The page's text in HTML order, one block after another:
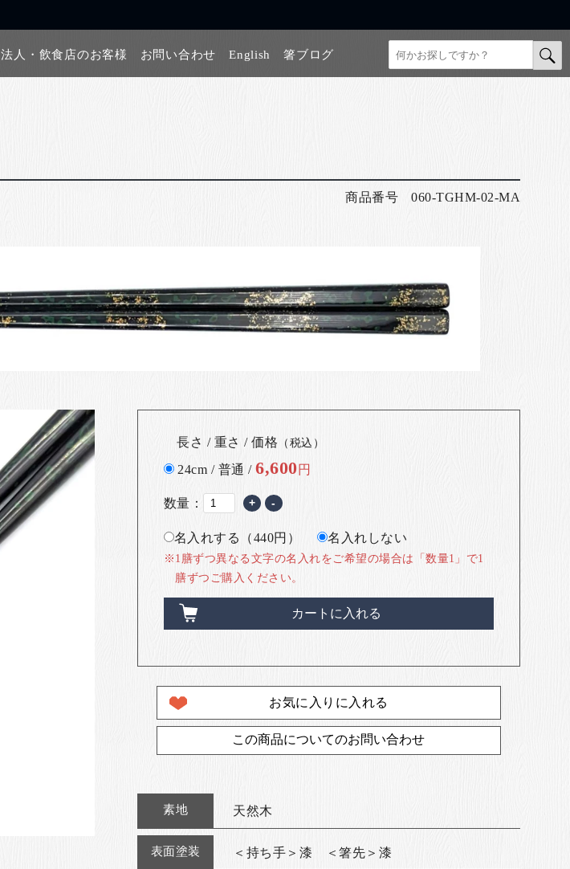
法人・飲食店のお客様 お問い合わせ English 箸ブログ
商品番号 060-TGHM-02-MA
長さ / 重さ / 価格 （税込）
24cm / 普通 /6,600 円
数量： + -
名入れする（440円） 名入れしない
※1膳ずつ異なる文字の名入れをご希望の場合は「数量1」で1
膳ずつご購入ください。
カートに入れる
お気に入りに入れる
この商品についてのお問い合わせ
素地 天然木
表面塗装 ＜持ち手＞漆 ＜箸先＞漆